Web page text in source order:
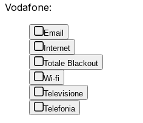
Vodafone:
Email
Internet
Totale Blackout
Wi-fi
Televisione
Telefonia